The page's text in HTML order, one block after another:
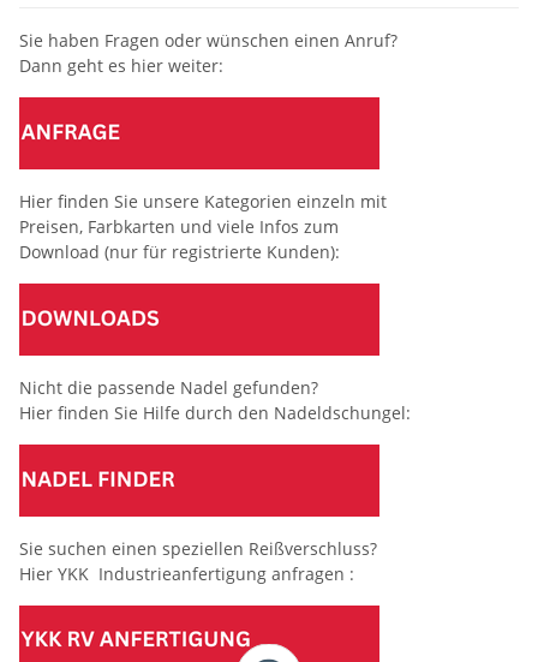
Sie haben Fragen oder wünschen einen Anruf?
Dann geht es hier weiter:
Hier finden Sie unsere Kategorien einzeln mit
Preisen, Farbkarten und viele Infos zum
Download (nur für registrierte Kunden):
Nicht die passende Nadel gefunden?
Hier finden Sie Hilfe durch den Nadeldschungel:
Sie suchen einen speziellen Reißverschluss?
Hier YKK Industrieanfertigung anfragen :